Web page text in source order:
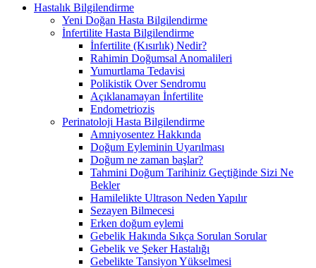
Hastalık Bilgilendirme
Yeni Doğan Hasta Bilgilendirme
İnfertilite Hasta Bilgilendirme
İnfertilite (Kısırlık) Nedir?
Rahimin Doğumsal Anomalileri
Yumurtlama Tedavisi
Polikistik Over Sendromu
Açıklanamayan İnfertilite
Endometriozis
Perinatoloji Hasta Bilgilendirme
Amniyosentez Hakkında
Doğum Eyleminin Uyarılması
Doğum ne zaman başlar?
Tahmini Doğum Tarihiniz Geçtiğinde Sizi Ne
Bekler
Hamilelikte Ultrason Neden Yapılır
Sezayen Bilmecesi
Erken doğum eylemi
Gebelik Hakında Sıkça Sorulan Sorular
Gebelik ve Şeker Hastalığı
Gebelikte Tansiyon Yükselmesi